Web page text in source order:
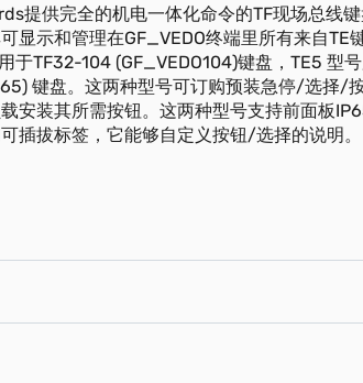
提供完全的机电一体化命令的TF现场总线
显示和管理在GF_VEDO终端里所有来自TE
于TF32-104 (GF_VEDO104)键盘，TE5 型
键盘。这两种型号可订购预装急停/选择/
安装其所需按钮。这两种型号支持前面板
插拔标签，它能够自定义按钮/选择的说明。